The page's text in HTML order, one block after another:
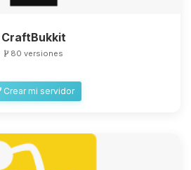
CraftBukkit
80 versiones
Crear mi servidor